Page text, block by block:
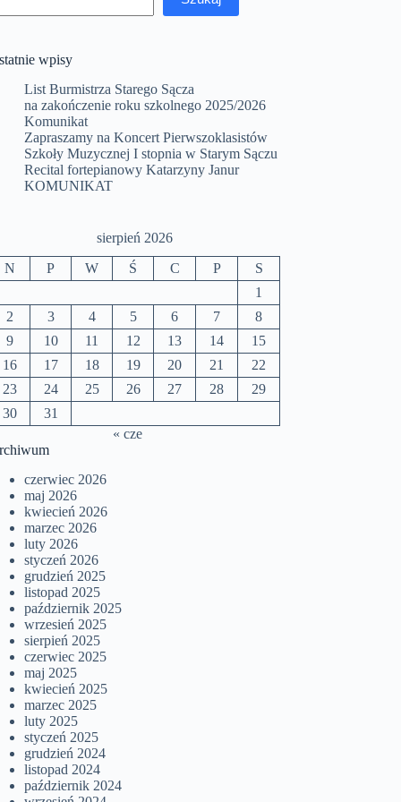
wpisy
List Burmistrza Starego Sącza
na zakończenie roku szkolnego 2025/2026
Komunikat
Zapraszamy na Koncert Pierwszoklasistów
Szkoły Muzycznej I stopnia w Starym Sączu
Recital fortepianowy Katarzyny Janur
KOMUNIKAT
sierpień 2026
N P W Ś C P
S
1
2
3 4 5 6 7
8
9
10 11 12 13 14
15
16
17 18 19 20 21
22
23
24 25 26 27 28
29
30
31
« cze
czerwiec 2026
maj 2026
kwiecień 2026
marzec 2026
luty 2026
styczeń 2026
grudzień 2025
listopad 2025
październik 2025
wrzesień 2025
sierpień 2025
czerwiec 2025
maj 2025
kwiecień 2025
marzec 2025
luty 2025
styczeń 2025
grudzień 2024
listopad 2024
październik 2024